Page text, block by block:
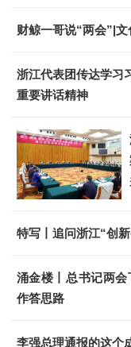
财鲸一哥说“两会”|文
浙江代表团传达学习
重要讲话精神
特写丨追问浙江“创
涌金楼丨总书记两
作答思路
李强总理通报的这个